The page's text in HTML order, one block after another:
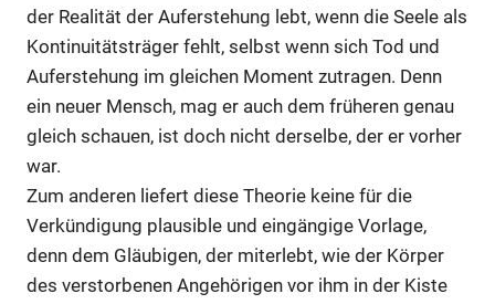
der Realität der Auferstehung lebt, wenn die Seele als
Kontinuitätsträger fehlt, selbst wenn sich Tod und
Auferstehung im gleichen Moment zutragen. Denn
ein neuer Mensch, mag er auch dem früheren genau
gleich schauen, ist doch nicht derselbe, der er vorher
war.
Zum anderen liefert diese Theorie keine für die
Verkündigung plausible und eingängige Vorlage,
denn dem Gläubigen, der miterlebt, wie der Körper
des verstorbenen Angehörigen vor ihm in der Kiste